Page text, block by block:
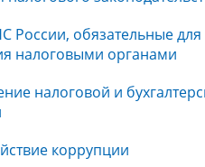
России, обязательные для
налоговыми органами
налоговой и
коррупции